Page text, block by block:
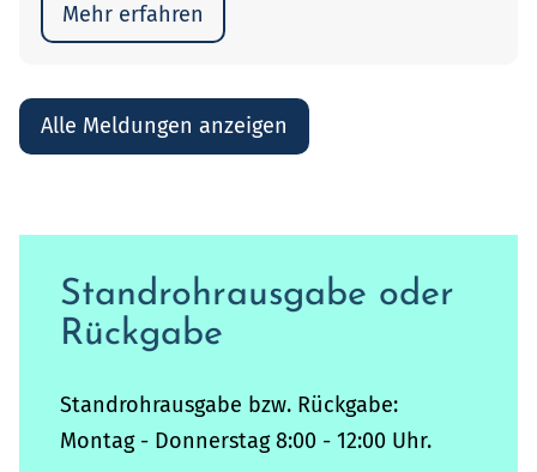
Mehr erfahren
Alle Meldungen anzeigen
Standrohrausgabe oder
Rückgabe
Standrohrausgabe bzw. Rückgabe:
Montag - Donnerstag 8:00 - 12:00 Uhr.